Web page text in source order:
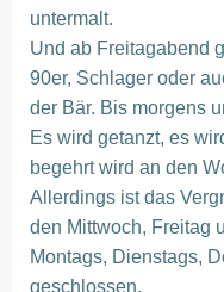
untermalt.
Und ab Freitagabend
90er, Schlager oder
der Bär. Bis morgens
Es wird getanzt, es
begehrt wird an den
Allerdings ist das
den Mittwoch, Freitag
Montags, Dienstags,
geschlossen.